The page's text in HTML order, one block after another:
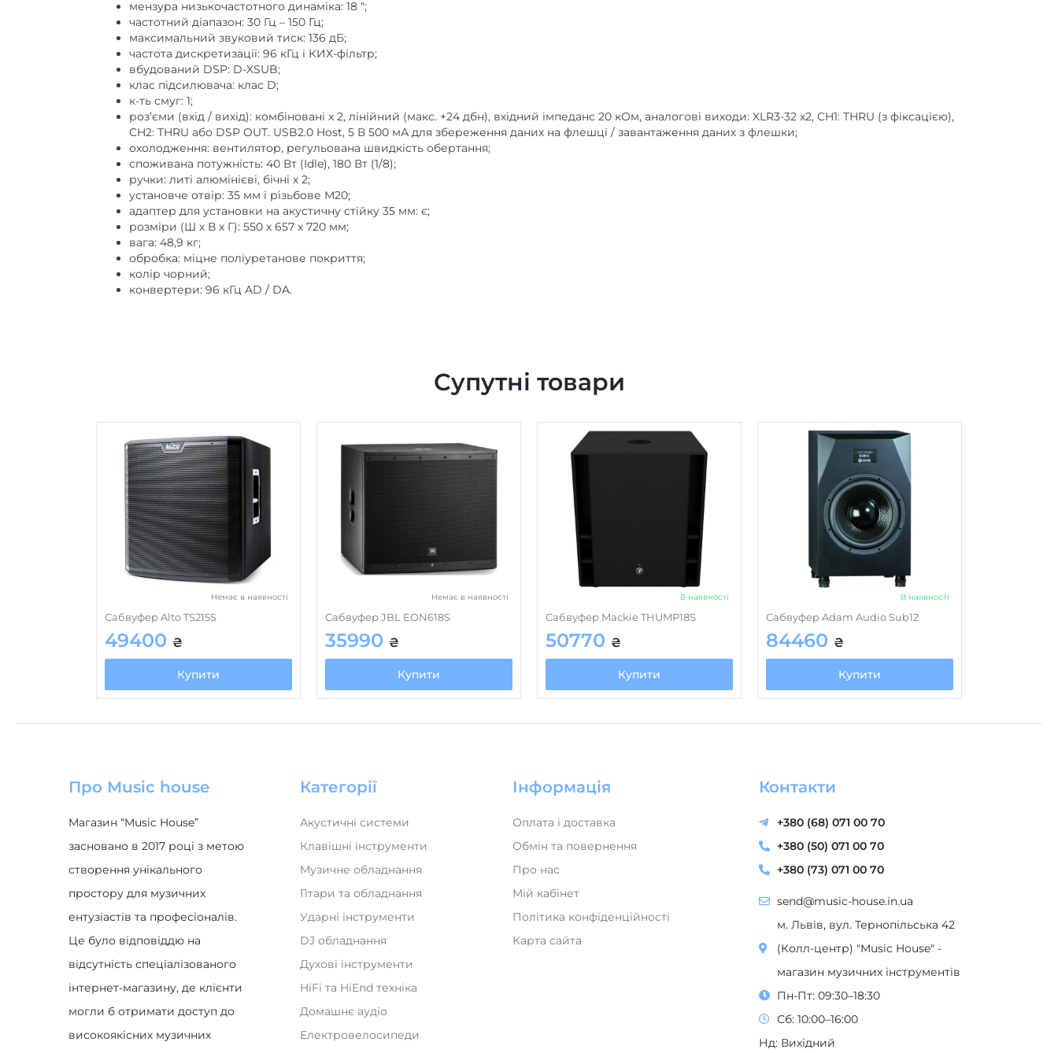
частотний діапазон: 30 Гц – 150 Гц;
максимальний звуковий тиск: 136 дБ;
частота дискретизації: 96 кГц і КИХ-фільтр;
вбудований DSP: D-XSUB;
клас підсилювача: клас D;
к-ть смуг: 1;
роз’єми (вхід / вихід): комбіновані х 2, лінійний (макс. +24 дбн), вхідний імпеданс 20 кОм, аналогові виходи: XLR3-32 x2, CH1: THRU (з фіксацією),
CH2: THRU або DSP OUT. USB2.0 Host, 5 В 500 мА для збереження даних на флешці / завантаження даних з флешки;
охолодження: вентилятор, регульована швидкість обертання;
споживана потужність: 40 Вт (Idle), 180 Вт (1/8);
ручки: литі алюмінієві, бічні х 2;
установче отвір: 35 мм і різьбове М20;
адаптер для установки на акустичну стійку 35 мм: є;
розміри (Ш х В х Г): 550 х 657 х 720 мм;
вага: 48,9 кг;
обробка: міцне поліуретанове покриття;
колір чорний;
конвертери: 96 кГц AD / DA.
Супутні товари
Немає в наявності
Сабвуфер Alto TS215S
49400
Купити
Сабвуфер JBL EON618S
35990
Купити
В наявності
Сабвуфер Mackie THUMP18S
50770
Купити
В наявності
Сабвуфер Adam Audio Sub12
84460
Купити
створення унікального
простору для музичних
ентузіастів та професіоналів.
Це було відповіддю на
відсутність спеціалізованого
інтернет-магазину, де клієнти
могли б отримати доступ до
високоякісних музичних
інструментів та обладнання.
Клавішні інструменти
Музичне обладнання
Гітари та обладнання
Ударні інструменти
DJ обладнання
Духові інструменти
HiFi та HiEnd техніка
Електровелосипеди
Новинки
Обмін та повернення
Мій кабінет
+380 (50) 071 00 70
+380 (73) 071 00 70
м. Львів, вул. Тернопільська 42
(Колл-центр) "Music House" -
магазин музичних інструментів
Пн-Пт: 09:30–18:30
Нд: Вихідний